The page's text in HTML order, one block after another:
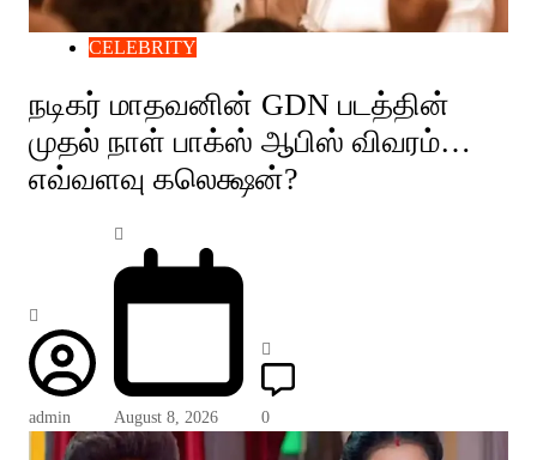
CELEBRITY
நடிகர் மாதவனின் GDN படத்தின்
முதல் நாள் பாக்ஸ் ஆபிஸ் விவரம்…
எவ்வளவு கலெக்ஷன்?
admin August 8, 2026 0